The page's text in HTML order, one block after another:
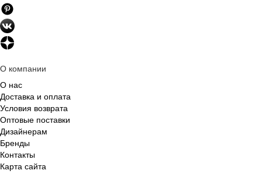
О компании
О нас
Доставка и оплата
Условия возврата
Оптовые поставки
Дизайнерам
Бренды
Контакты
Карта сайта